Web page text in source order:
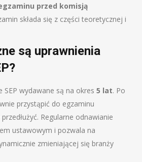
przed komisją
składa się z części teoretycznej i
są uprawnienia
wydawane są na okres 5 lat. Po
przystąpić do egzaminu
Regularne odnawianie
ustawowym i pozwala na
zmieniającej się branży